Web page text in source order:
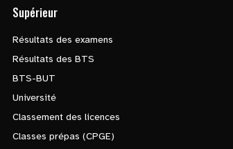
Supérieur
Résultats des examens
Résultats des BTS
BTS-BUT
Université
Classement des licences
Classes prépas (CPGE)